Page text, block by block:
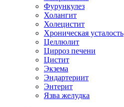
Фурункулез
Холангит
Холецистит
Хроническая усталость
Целлюлит
Цирроз печени
Цистит
Экзема
Эндартериит
Энтерит
Язва желудка